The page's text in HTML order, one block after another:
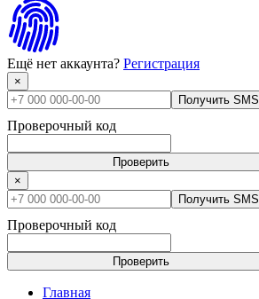
Ещё нет аккаунта? Регистрация
×
Получить SMS
Проверочный код
Проверить
×
Получить SMS
Проверочный код
Проверить
Главная